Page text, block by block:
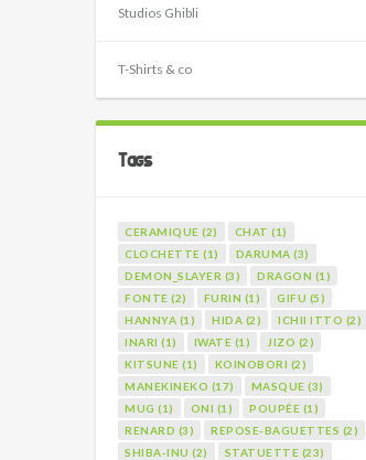
Studios Ghibli
T-Shirts & co
Tags
CERAMIQUE (2)
CHAT (1)
CLOCHETTE (1)
DARUMA (3)
DEMON_SLAYER (3)
DRAGON (1)
FONTE (2)
FURIN (1)
GIFU (5)
HANNYA (1)
HIDA (2)
ICHII ITTO (2)
INARI (1)
IWATE (1)
JIZO (2)
KITSUNE (1)
KOINOBORI (2)
MANEKINEKO (17)
MASQUE (3)
MUG (1)
ONI (1)
POUPÉE (1)
RENARD (3)
REPOSE-BAGUETTES (2)
SHIBA-INU (2)
STATUETTE (23)